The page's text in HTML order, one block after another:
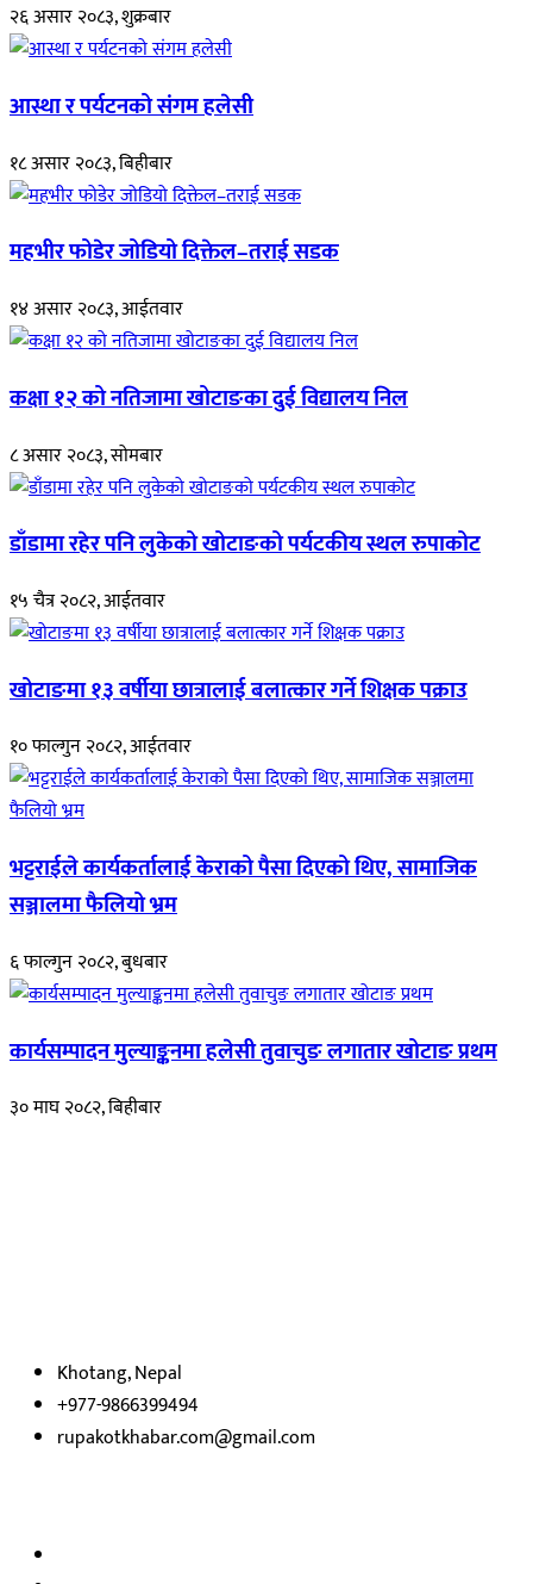
२६ असार २०८३, शुक्रबार
आस्था र पर्यटनको संगम हलेसी
१८ असार २०८३, बिहीबार
महभीर फोडेर जोडियो दिक्तेल–तराई सडक
१४ असार २०८३, आईतवार
कक्षा १२ को नतिजामा खोटाङका दुई विद्यालय निल
८ असार २०८३, सोमबार
डाँडामा रहेर पनि लुकेको खोटाङको पर्यटकीय स्थल रुपाकोट
१५ चैत्र २०८२, आईतवार
खोटाङमा १३ वर्षीया छात्रालाई बलात्कार गर्ने शिक्षक पक्राउ
१० फाल्गुन २०८२, आईतवार
भट्टराईले कार्यकर्तालाई केराको पैसा दिएको थिए, सामाजिक
सञ्जालमा फैलियो भ्रम
६ फाल्गुन २०८२, बुधबार
कार्यसम्पादन मुल्याङ्कनमा हलेसी तुवाचुङ लगातार खोटाङ प्रथम
३० माघ २०८२, बिहीबार
Khotang, Nepal
+977-9866399494
rupakotkhabar.com@gmail.com